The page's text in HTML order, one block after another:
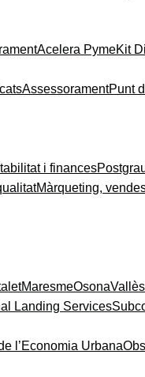
Acelera PymeKit
AssessoramentPunt
i finances
Màrqueting,
MaresmeOsona
Landing Services
l’Economia Urbana